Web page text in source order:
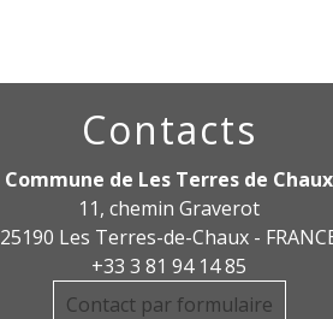
Contacts
Commune de Les Terres de Chaux
11, chemin Graverot
25190 Les Terres-de-Chaux -
+33 3 81 94 14 85
Contact par formulaire